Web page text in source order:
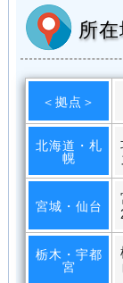
所
＜拠点＞
北海道・札
幌
宮城・仙台
栃木・宇都
宮